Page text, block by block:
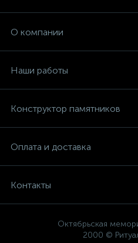
О компании
Наши работы
Конструктор памятников
Оплата и доставка
Контакты
Октябрьская
2000 ©